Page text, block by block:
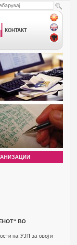
ВО
на УЈП за овој и